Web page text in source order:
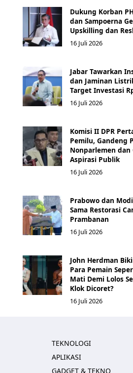
Dukung Korban
dan Sampoerna
Upskilling dan
16 Juli 2026
Jabar Tawarkan
dan Jaminan
Target Investasi
16 Juli 2026
Komisi II DPR
Pemilu, Gandeng
Nonparlemen dan
Aspirasi Publik
16 Juli 2026
Prabowo dan
Sama Restorasi
Prambanan
16 Juli 2026
John Herdman
Para Pemain
Mati Demi Lolos
Klok Dicoret?
16 Juli 2026
TEKNOLOGI
APLIKASI
GADGET & TEKNO